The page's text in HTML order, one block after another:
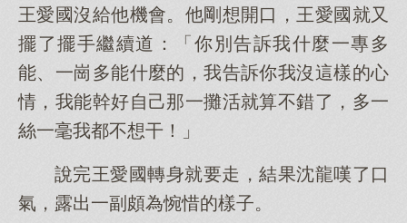
王愛國沒給他機會。他剛想開口，王愛國就又
擺了擺手繼續道：「你別告訴我什麼一專多
能、一崗多能什麼的，我告訴你我沒這樣的心
情，我能幹好自己那一攤活就算不錯了，多一
絲一毫我都不想干！」
說完王愛國轉身就要走，結果沈龍嘆了口
氣，露出一副頗為惋惜的樣子。